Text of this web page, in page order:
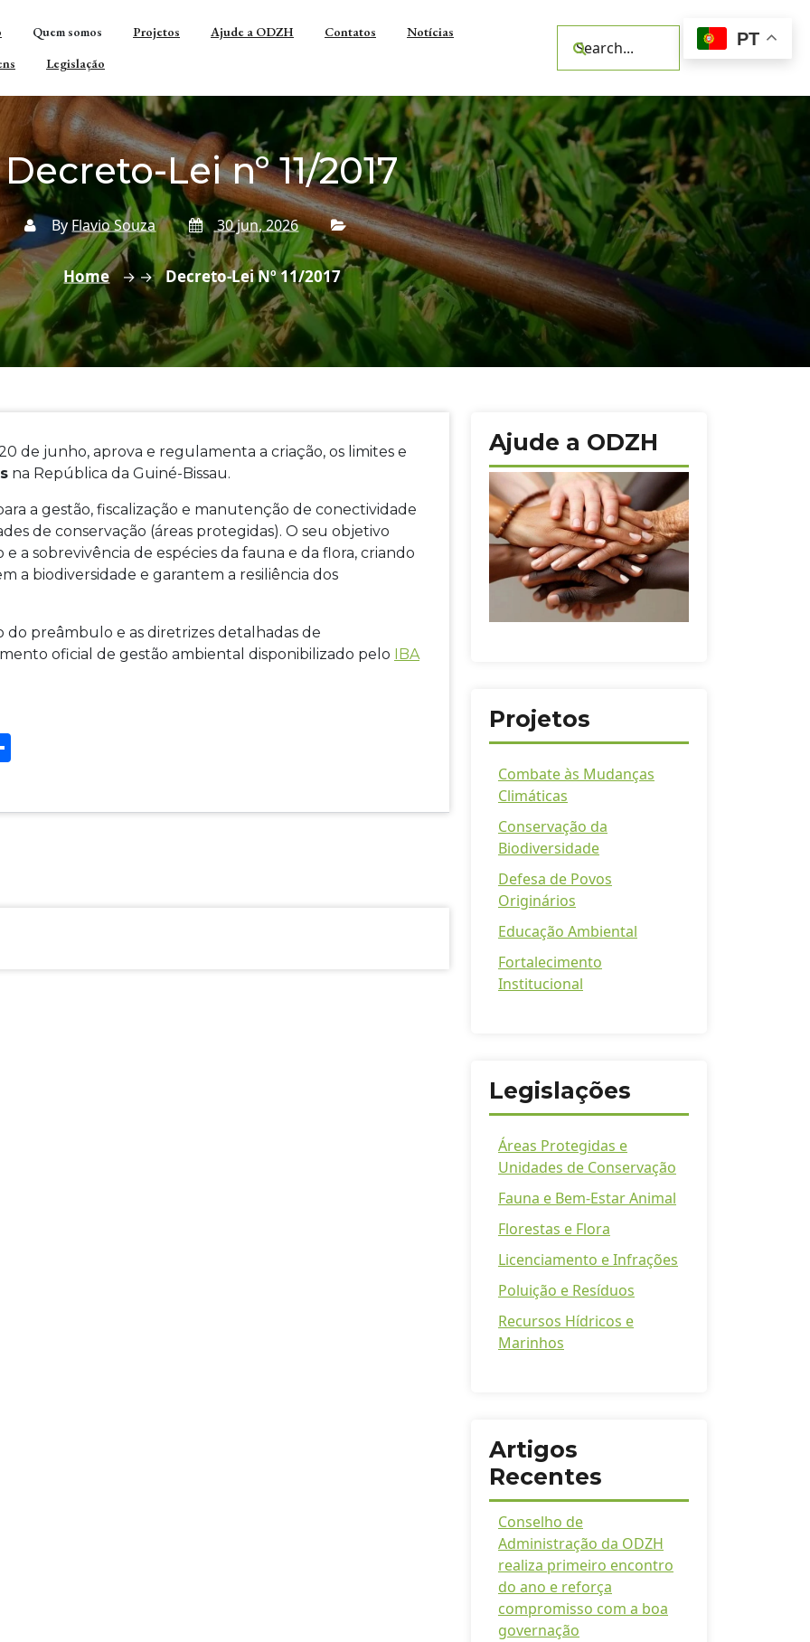
Quem somos Projetos Ajude a ODZH Contatos
Notícias
Legislação
Decreto-Lei nº 11/2017
ByFlavio Souza 30 jun, 2026
Home → → Decreto-Lei Nº 11/2017
de junho, aprova e regulamenta a criação, os limites e
na República da Guiné-Bissau.
a gestão, fiscalização e manutenção de conectividade
de conservação (áreas protegidas). O seu objetivo
a sobrevivência de espécies da fauna e da flora, criando
a biodiversidade e garantem a resiliência dos
preâmbulo e as diretrizes detalhadas de
oficial de gestão ambiental disponibilizado pelo IBA
ar
Ajude a ODZH
Projetos
Combate às Mudanças
Climáticas
Conservação da
Biodiversidade
Defesa de Povos
Originários
Educação Ambiental
Fortalecimento
Institucional
Legislações
Áreas Protegidas e
Unidades de Conservação
Fauna e Bem-Estar Animal
Florestas e Flora
Licenciamento e Infrações
Poluição e Resíduos
Recursos Hídricos e
Marinhos
Artigos
Recentes
Conselho de
Administração da ODZH
realiza primeiro encontro
do ano e reforça
compromisso com a boa
governação
PT